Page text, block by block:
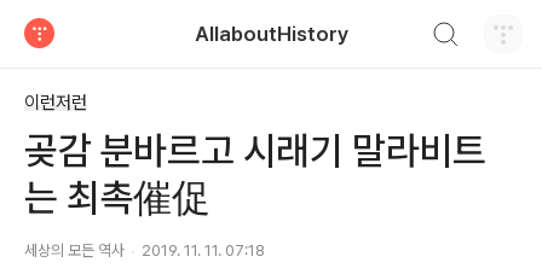
AllaboutHistory
이런저런
곶감 분바르고 시래기 말라비트
는 최촉催促
세상의 모든 역사 2019. 11. 11. 07:18